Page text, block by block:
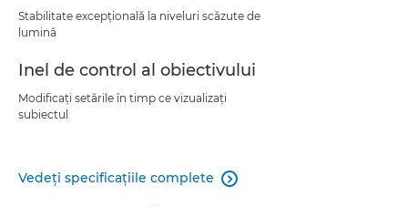
Stabilitate excepţională la niveluri scăzute de
lumină
Inel de control al obiectivului
Modificaţi setările în timp ce vizualizaţi
subiectul
Vedeţi specificaţiile complete 